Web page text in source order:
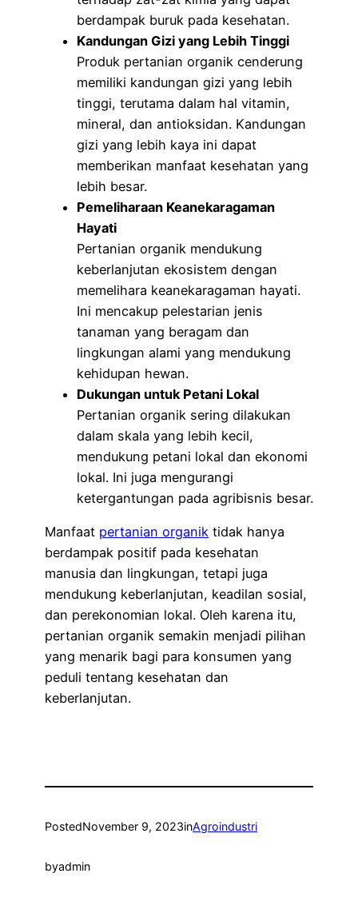
berdampak buruk pada kesehatan.
Kandungan Gizi yang Lebih Tinggi
Produk pertanian organik cenderung
memiliki kandungan gizi yang lebih
tinggi, terutama dalam hal vitamin,
mineral, dan antioksidan. Kandungan
gizi yang lebih kaya ini dapat
memberikan manfaat kesehatan yang
lebih besar.
Pemeliharaan Keanekaragaman
Hayati
Pertanian organik mendukung
keberlanjutan ekosistem dengan
memelihara keanekaragaman hayati.
Ini mencakup pelestarian jenis
tanaman yang beragam dan
lingkungan alami yang mendukung
kehidupan hewan.
Dukungan untuk Petani Lokal
Pertanian organik sering dilakukan
dalam skala yang lebih kecil,
mendukung petani lokal dan ekonomi
lokal. Ini juga mengurangi
ketergantungan pada agribisnis besar.
Manfaat pertanian organik tidak hanya
berdampak positif pada kesehatan
manusia dan lingkungan, tetapi juga
mendukung keberlanjutan, keadilan sosial,
dan perekonomian lokal. Oleh karena itu,
pertanian organik semakin menjadi pilihan
yang menarik bagi para konsumen yang
peduli tentang kesehatan dan
keberlanjutan.
PostedNovember 9, 2023inAgroindustri
byadmin